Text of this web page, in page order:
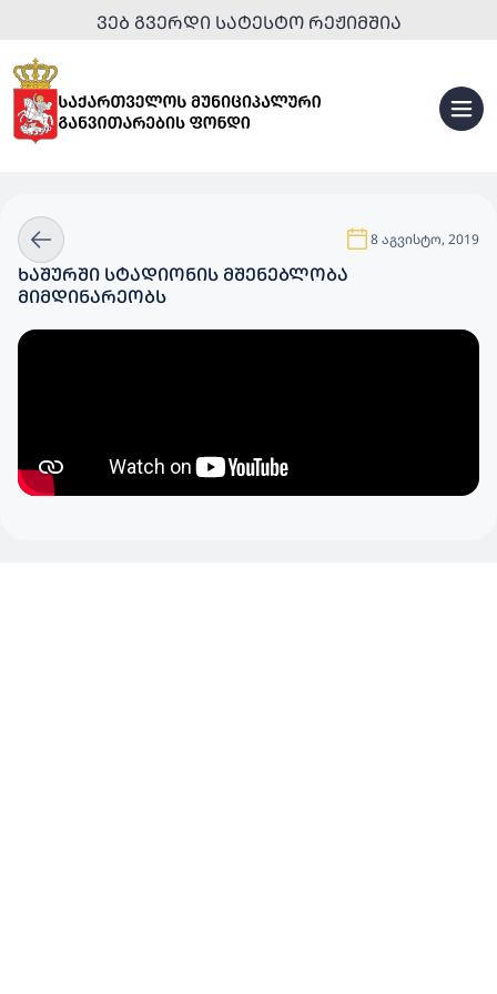
ᲕᲔᲑ ᲒᲕᲔᲠᲓᲘ ᲡᲐᲢᲔᲡᲢᲝ ᲠᲔᲟᲘᲛᲨᲘᲐ
8 აგვისტო, 2019
ᲮᲐᲨᲣᲠᲨᲘ ᲡᲢᲐᲓᲘᲝᲜᲘᲡ ᲛᲨᲔᲜᲔᲑᲚᲝᲑᲐ
ᲛᲘᲛᲓᲘᲜᲐᲠᲔᲝᲑᲡ